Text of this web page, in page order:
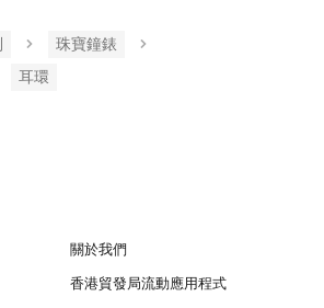
珠寶鐘錶
耳環
關於我們
香港貿發局流動應用程式